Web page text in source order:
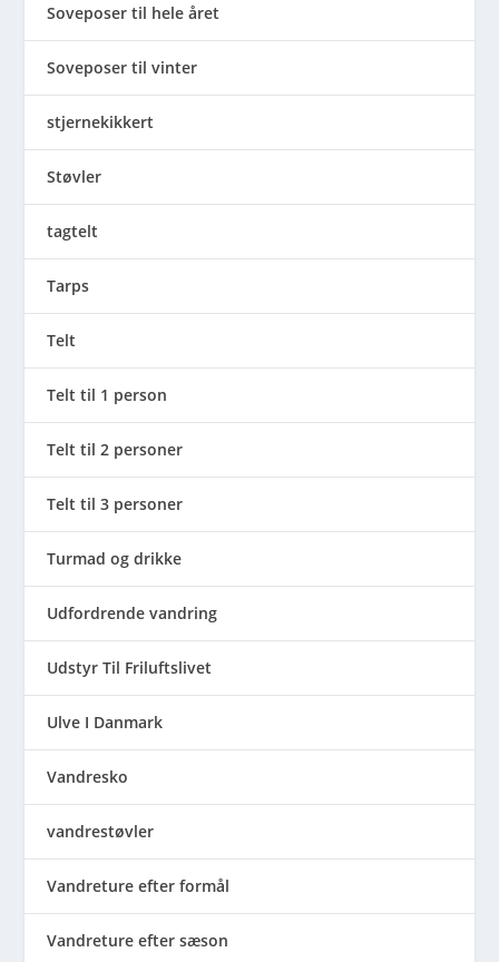
Soveposer til hele året
Soveposer til vinter
stjernekikkert
Støvler
tagtelt
Tarps
Telt
Telt til 1 person
Telt til 2 personer
Telt til 3 personer
Turmad og drikke
Udfordrende vandring
Udstyr Til Friluftslivet
Ulve I Danmark
Vandresko
vandrestøvler
Vandreture efter formål
Vandreture efter sæson